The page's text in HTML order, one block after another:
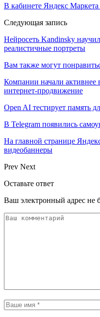
В кабинете Яндекс
Следующая запись
Нейросеть Kandinsky
реалистичные портреты
Вам также могут
Компании начали активнее
интернет-продвижение
Open AI тестирует память
В Telegram появились
На главной странице
видеобаннеры
Prev Next
Оставьте ответ
Ваш электронный адрес не